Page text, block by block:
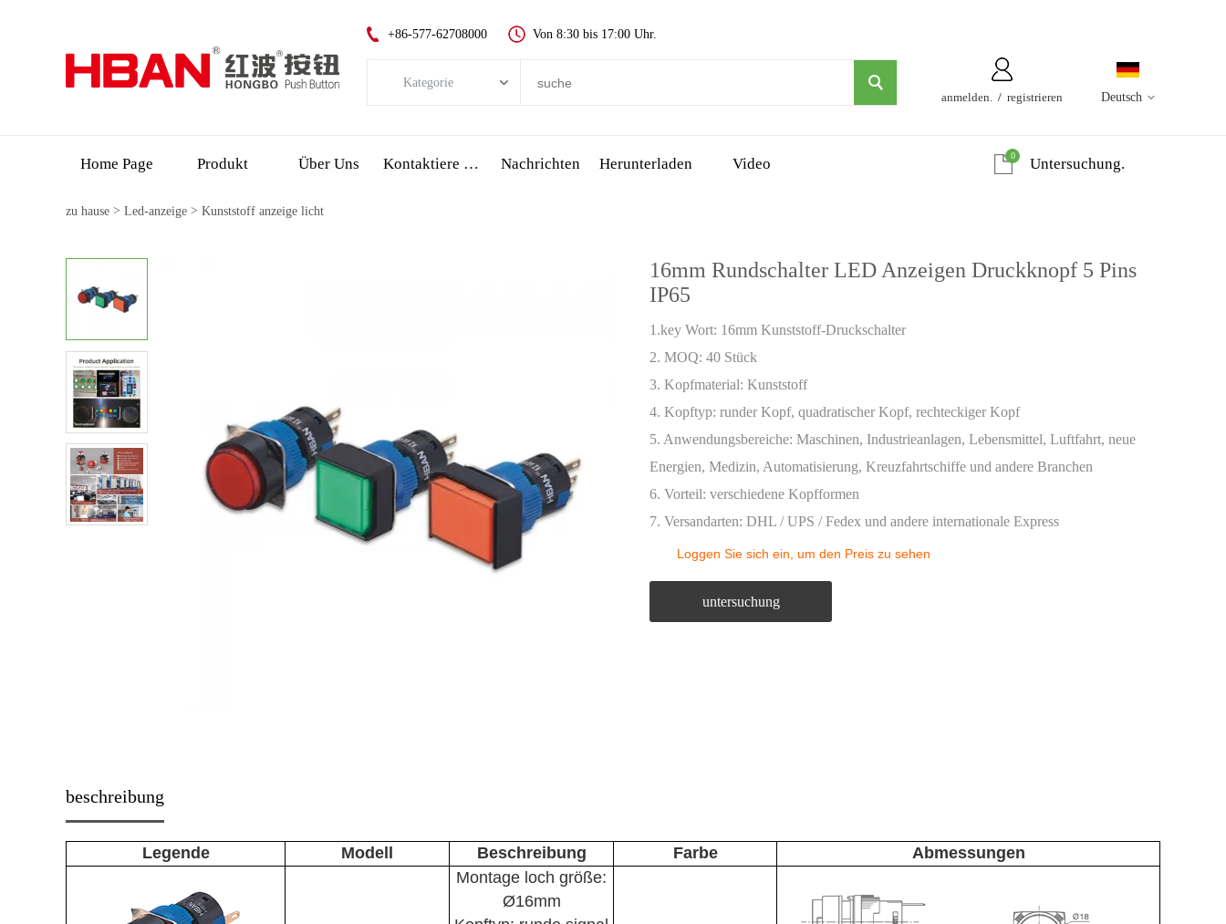
Deutsch
anmelden. / registrieren
+86-577-62708000 Von 8:30 bis 17:00 Uhr.
Kategorie
Button control box
Taste zubehör
Home Page Produkt Über Uns Kontaktiere Uns Nachrichten Herunterladen Video Untersuchung.
0
zu hause > Led-anzeige > Kunststoff anzeige licht
16mm Rundschalter LED Anzeigen Druckknopf 5 Pins
IP65
1.key Wort: 16mm Kunststoff-Druckschalter
2. MOQ: 40 Stück
3. Kopfmaterial: Kunststoff
4. Kopftyp: runder Kopf, quadratischer Kopf, rechteckiger Kopf
5. Anwendungsbereiche: Maschinen, Industrieanlagen, Lebensmittel, Luftfahrt, neue
Energien, Medizin, Automatisierung, Kreuzfahrtschiffe und andere Branchen
6. Vorteil: verschiedene Kopfformen
7. Versandarten: DHL / UPS / Fedex und andere internationale Express
Loggen Sie sich ein, um den Preis zu sehen
untersuchung
beschreibung
Legende Modell Beschreibung Farbe Abmessungen
Montage loch größe:
Ø16mm